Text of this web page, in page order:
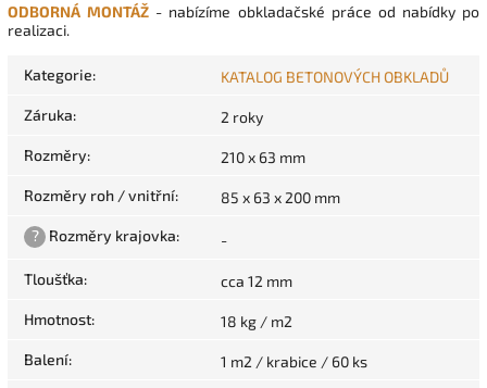
ODBORNÁ MONTÁŽ - nabízíme obkladačské práce od nabídky po
realizaci.
Kategorie: KATALOG BETONOVÝCH OBKLADŮ
Záruka: 2 roky
Rozměry: 210 x 63 mm
Rozměry roh / vnitřní: 85 x 63 x 200 mm
? Rozměry krajovka: -
Tloušťka: cca 12 mm
Hmotnost: 18 kg / m2
Balení: 1 m2 / krabice / 60 ks